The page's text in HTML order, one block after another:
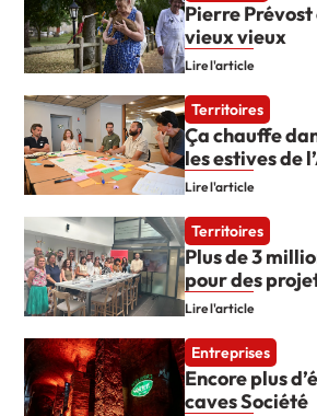
Pierre Prévost
vieux vieux
Lire l'article
Territoires
Ça chauffe
les estives de
Lire l'article
Territoires
Plus de 3
pour des
Lire l'article
Entreprises
Encore plus
caves Société